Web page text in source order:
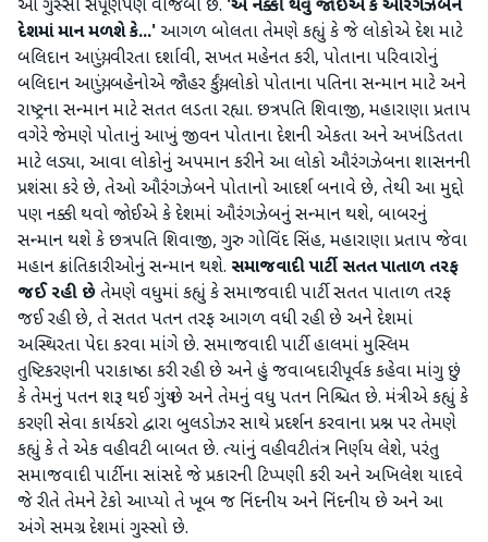
આ ગુસ્સો સંપૂર્ણપણે વાજબી છે. 'એ નક્કી થવું જોઈએ કે ઔરંગઝેબને
દેશમાં માન મળશે કે...' આગળ બોલતા તેમણે કહ્યું કે જે લોકોએ દેશ માટે
બલિદાન આપ્યું, વીરતા દર્શાવી, સખત મહેનત કરી, પોતાના પરિવારોનું
બલિદાન આપ્યું, બહેનોએ જૌહર કર્યું, લોકો પોતાના પતિના સન્માન માટે અને
રાષ્ટ્રના સન્માન માટે સતત લડતા રહ્યા. છત્રપતિ શિવાજી, મહારાણા પ્રતાપ
વગેરે જેમણે પોતાનું આખું જીવન પોતાના દેશની એકતા અને અખંડિતતા
માટે લડ્યા, આવા લોકોનું અપમાન કરીને આ લોકો ઔરંગઝેબના શાસનની
પ્રશંસા કરે છે, તેઓ ઔરંગઝેબને પોતાનો આદર્શ બનાવે છે, તેથી આ મુદ્દો
પણ નક્કી થવો જોઈએ કે દેશમાં ઔરંગઝેબનું સન્માન થશે, બાબરનું
સન્માન થશે કે છત્રપતિ શિવાજી, ગુરુ ગોવિંદ સિંહ, મહારાણા પ્રતાપ જેવા
મહાન ક્રાંતિકારીઓનું સન્માન થશે. સમાજવાદી પાર્ટી સતત પાતાળ તરફ
જઈ રહી છેતેમણે વધુમાં કહ્યું કે સમાજવાદી પાર્ટી સતત પાતાળ તરફ
જઈ રહી છે, તે સતત પતન તરફ આગળ વધી રહી છે અને દેશમાં
અસ્થિરતા પેદા કરવા માંગે છે. સમાજવાદી પાર્ટી હાલમાં મુસ્લિમ
તુષ્ટિકરણની પરાકાષ્ઠા કરી રહી છે અને હું જવાબદારીપૂર્વક કહેવા માંગુ છું
કે તેમનું પતન શરૂ થઈ ગયું છે અને તેમનું વધુ પતન નિશ્ચિત છે. મંત્રીએ કહ્યું કે
કરણી સેવા કાર્યકરો દ્વારા બુલડોઝર સાથે પ્રદર્શન કરવાના પ્રશ્ન પર તેમણે
કહ્યું કે તે એક વહીવટી બાબત છે. ત્યાંનું વહીવટીતંત્ર નિર્ણય લેશે, પરંતુ
સમાજવાદી પાર્ટીના સાંસદે જે પ્રકારની ટિપ્પણી કરી અને અખિલેશ યાદવે
જે રીતે તેમને ટેકો આપ્યો તે ખૂબ જ નિંદનીય અને નિંદનીય છે અને આ
અંગે સમગ્ર દેશમાં ગુસ્સો છે.